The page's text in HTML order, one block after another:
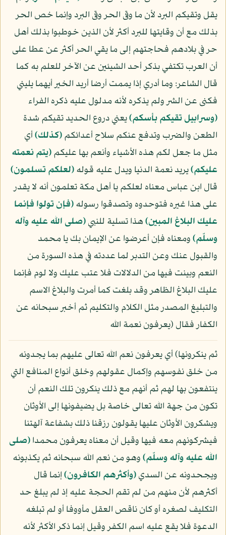
يقل وتقيكم البرد لأن ما وقى الحر وقى البرد وإنما خص الحر
بذلك مع أن وقايتها للبرد أكثر لأن الذين خوطبوا بذلك أهل
حر في بلادهم فحاجتهم إلى ما يقي الحر أكثر عن عطا على
أن العرب تكتفي بذكر أحد الشيئين عن الآخر للعلم به كما
قال الشاعر: وما أدري إذا يممت أرضا أريد الخير أيهما يليني
فكنى عن الشر ولم يذكره لأنه مدلول عليه ذكره الفراء
﴿وسرابيل تقيكم بأسكم﴾يعني دروع الحديد تقيكم شدة
الطعن والضرب وتدفع عنكم سلاح أعدائكم﴿كذلك﴾أي
مثل ما جعل لكم هذه الأشياء وأنعم بها عليكم﴿يتم نعمته
عليكم﴾يريد نعمة الدنيا ويدل عليه قوله﴿لعلكم تسلمون﴾
قال ابن عباس معناه لعلكم يا أهل مكة تعلمون أنه لا يقدر
على هذا غيره فتوحدوه وتصدقوا رسوله﴿فإن تولوا فإنما
عليك البلاغ المبين﴾هذا تسلية للنبي(صلى الله عليه وآله
وسلّم)ومعناه فإن أعرضوا عن الإيمان بك يا محمد
والقبول عنك وعن التدبر لما عددته في هذه السورة من
النعم وبينت فيها من الدلالات فلا عتب عليك ولا لوم فإنما
عليك البلاغ الظاهر وقد بلغت كما أمرت والبلاغ الاسم
والتبليغ المصدر مثل الكلام والتكليم ثم أخبر سبحانه عن
الكفار فقال ﴿يعرفون نعمة الله
ثم ينكرونها﴾ أي يعرفون نعم الله تعالى عليهم بما يجدونه
من خلق نفوسهم وإكمال عقولهم وخلق أنواع المنافع التي
ينتفعون بها لهم ثم أنهم مع ذلك ينكرون تلك النعم أن
تكون من جهة الله تعالى خاصة بل يضيفونها إلى الأوثان
ويشكرون الأوثان عليها يقولون رزقنا ذلك بشفاعة آلهتنا
فيشركونهم معه فيها وقيل أن معناه يعرفون محمدا(صلى
الله عليه وآله وسلّم)وهو من نعم الله سبحانه ثم يكذبونه
ويجحدونه عن السدي﴿وأكثرهم الكافرون﴾إنما قال
أكثرهم لأن منهم من لم تقم الحجة عليه إذ لم يبلغ حد
التكليف لصغره أو كان ناقص العقل مأووفا أو لم تبلغه
الدعوة فلا يقع عليه اسم الكفر وقيل إنما ذكر الأكثر لأنه